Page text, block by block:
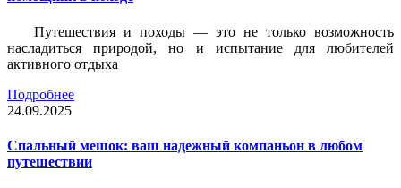
Путешествия и походы — это не только возможность
насладиться природой, но и испытание для любителей
активного отдыха
Подробнее
24.09.2025
Спальный мешок: ваш надежный компаньон в любом
путешествии